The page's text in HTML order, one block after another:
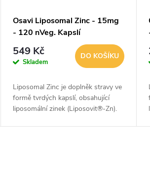
Osavi Liposomal Zinc - 15mg
- 120 nVeg. Kapslí
549 Kč
Skladem
DO KOŠÍKU
Liposomal Zinc je doplněk stravy ve
formě tvrdých kapslí, obsahující
liposomální zinek (Liposovit®-Zn).